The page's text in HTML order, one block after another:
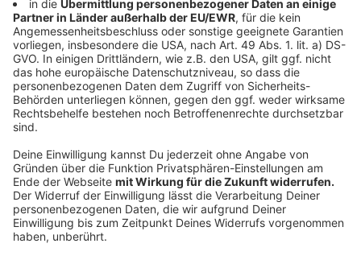
erhoben. Der Sohn wird verdächtigt, seine Mutter
getötet zu haben. Die Ermittler gehen davon aus, dass
der Sohn verhindern wollte, dass die Mutter ihn
enterbt.Zur vollständigen Meldung.
Anzeige
08:12 Uhr - Osnabrück: Luftverschmutzung
In Osnabrück sind die für drohende Dieselfahrverbote
maßgeblichen Schadstoffgrenzwerte im vergangenen
Jahr überschritten worden. Das teilt das